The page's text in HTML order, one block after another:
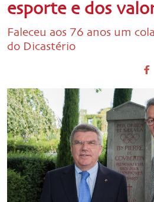
esporte e dos
Faleceu aos 76 anos um
do Dicastério